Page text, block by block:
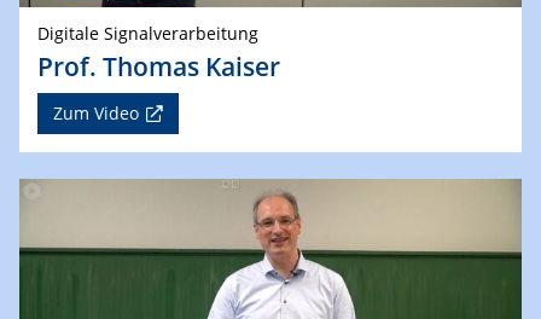
Digitale Signalverarbeitung
Prof. Thomas Kaiser
Zum Video